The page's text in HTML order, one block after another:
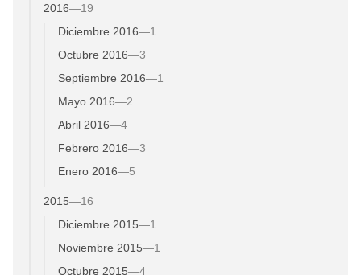
2016—19
Diciembre 2016—1
Octubre 2016—3
Septiembre 2016—1
Mayo 2016—2
Abril 2016—4
Febrero 2016—3
Enero 2016—5
2015—16
Diciembre 2015—1
Noviembre 2015—1
Octubre 2015—4